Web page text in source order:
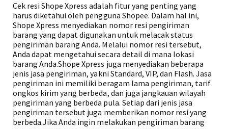
Cek resi Shope Xpress adalah fitur yang penting yang
harus diketahui oleh pengguna Shopee. Dalam hal ini,
Shope Xpress menyediakan nomor resi pengiriman
barang yang dapat digunakan untuk melacak status
pengiriman barang Anda. Melalui nomor resi tersebut,
Anda dapat mengetahui secara detail di mana lokasi
barang Anda.Shope Xpress juga menyediakan beberapa
jenis jasa pengiriman, yakni Standard, VIP, dan Flash. Jasa
pengiriman ini memiliki beragam lama pengiriman, tarif
ongkos kirim yang berbeda, dan juga jangkauan wilayah
pengiriman yang berbeda pula. Setiap dari jenis jasa
pengiriman tersebut juga memberikan nomor resi yang
berbeda.Jika Anda ingin melakukan pengiriman barang